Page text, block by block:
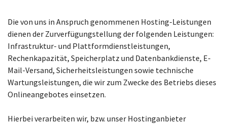
Die von uns in Anspruch genommenen Hosting-Leistungen
dienen der Zurverfügungstellung der folgenden Leistungen:
Infrastruktur- und Plattformdienstleistungen,
Rechenkapazität, Speicherplatz und Datenbankdienste, E-
Mail-Versand, Sicherheitsleistungen sowie technische
Wartungsleistungen, die wir zum Zwecke des Betriebs dieses
Onlineangebotes einsetzen.
Hierbei verarbeiten wir, bzw. unser Hostinganbieter